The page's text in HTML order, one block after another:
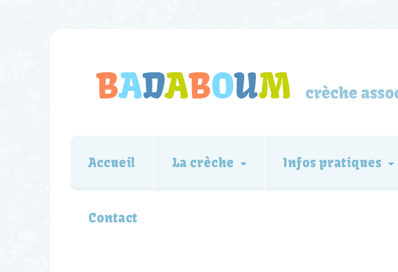
Accueil La crèche Infos pratiques
Contact